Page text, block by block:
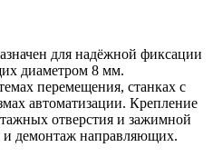
для надёжной фиксации
диаметром 8 мм.
перемещения, станках с
автоматизации. Крепление
отверстия и зажимной
и демонтаж направляющих.